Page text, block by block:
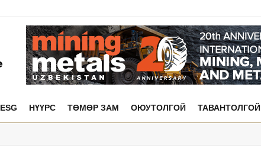
ESG НҮҮРС ТӨМӨР ЗАМ ОЮУТОЛГОЙ ТАВАНТОЛГОЙ